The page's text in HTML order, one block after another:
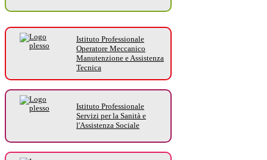
Istituto Professionale
Operatore Meccanico
Manutenzione e Assistenza
Tecnica
Istituto Professionale
Servizi per la Sanità e
l'Assistenza Sociale